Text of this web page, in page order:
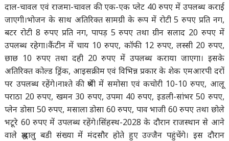
दाल-चावल एवं राजमा-चावल की एक-एक प्लेट 40 रुपए में उपलब्ध कराई
जाएगी।भोजन के साथ अतिरिक्त सामग्री के रूप में रोटी 5 रुपए प्रति नग,
बटर रोटी 8 रुपए प्रति नग, पापड़ 5 रुपए तथा ग्रीन सलाद 20 रुपए में
उपलब्ध रहेगा।कैंटीन में चाय 10 रुपए, कॉफी 12 रुपए, लस्सी 20 रुपए,
छाछ 10 रुपए तथा दही 20 रुपए में उपलब्ध कराया जाएगा। इसके
अतिरिक्त कोल्ड ड्रिंक, आइसक्रीम एवं विभिन्न प्रकार के शेक एमआरपी दरों
पर उपलब्ध रहेंगे।नाश्ते की श्रेणी में समोसा एवं कचोरी 10-10 रुपए, आलू
पराठा 20 रुपए, खमन 30 रुपए, उपमा 40 रुपए, इडली-सांभर 50 रुपए,
प्लेन डोसा 50 रुपए, मसाला डोसा 60 रुपए, पाव भाजी 60 रुपए तथा छोले
भटूरे 60 रुपए में उपलब्ध रहेंगे।सिंहस्थ-2028 के दौरान राजस्थान से आने
वाले श्रद्धालु बडी संख्या में मंदसौर होते हुए उज्जैन पहुंचेंगे। इस दौरान